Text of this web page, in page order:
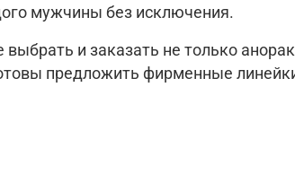
мужчины без исключения.
и заказать не только
предложить фирменные